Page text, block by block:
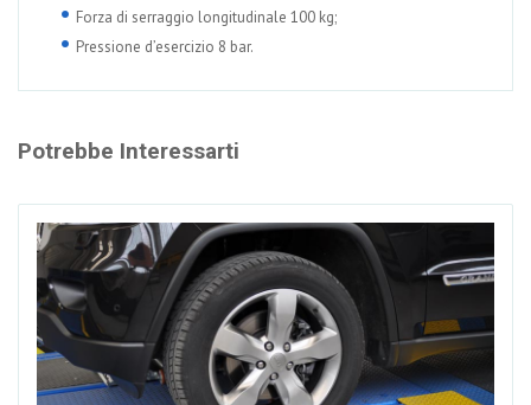
Forza di serraggio longitudinale 100 kg;
Pressione d’esercizio 8 bar.
Potrebbe Interessarti